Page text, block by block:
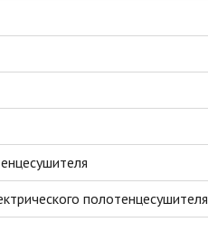
полотенцесушителя